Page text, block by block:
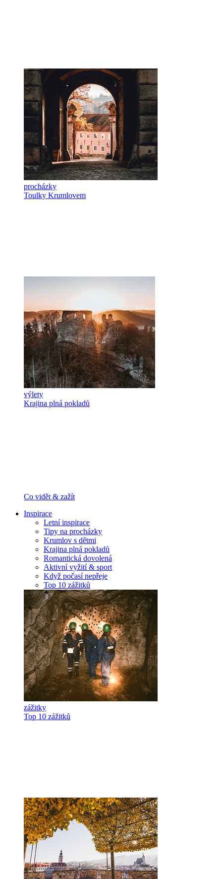
procházky
Toulky Krumlovem
výlety
Krajina plná pokladů
Co vidět & zažít
Inspirace
Letní inspirace
Tipy na procházky
Krumlov s dětmi
Krajina plná pokladů
Romantická dovolená
Aktivní vyžití & sport
Když počasí nepřeje
Top 10 zážitků
zážitky
Top 10 zážitků